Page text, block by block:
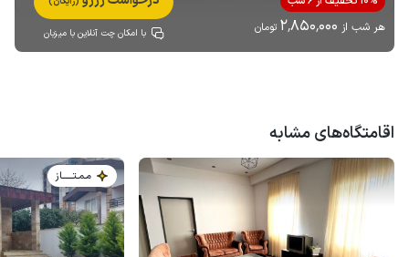
هر شب از 2٬850٬000 تومان با امکان چت آنلاین با میزبان
اقامتگاه‌های مشابه
مـمـتــــــاز